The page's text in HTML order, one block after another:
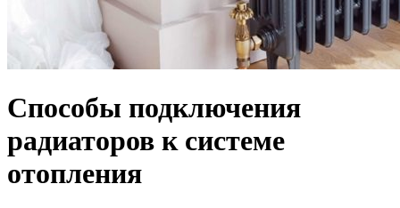
Способы подключения
радиаторов к системе
отопления